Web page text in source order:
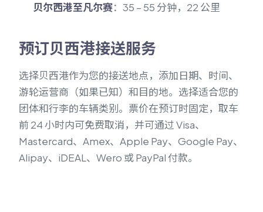
贝尔西港至凡尔赛：35 – 55 分钟，22 公里
预订贝西港接送服务
选择贝西港作为您的接送地点，添加日期、时间、
游轮运营商（如果已知）和目的地。选择适合您的
团体和行李的车辆类别。票价在预订时固定，取车
前 24 小时内可免费取消，并可通过 Visa、
Mastercard、Amex、Apple Pay、Google Pay、
Alipay、iDEAL、Wero 或 PayPal 付款。